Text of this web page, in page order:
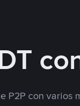
P2P con varios